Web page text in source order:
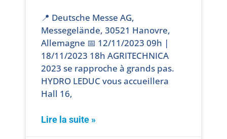
📍 Deutsche Messe AG,
Messegelände, 30521 Hanovre,
Allemagne 📅 12/11/2023 09h |
18/11/2023 18h AGRITECHNICA
2023 se rapproche à grands pas.
HYDRO LEDUC vous accueillera
Hall 16,
Lire la suite »